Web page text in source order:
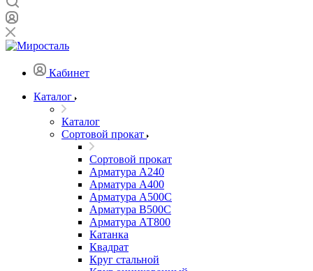
Кабинет
Каталог
Каталог
Сортовой прокат
Сортовой прокат
Арматура А240
Арматура А400
Арматура А500C
Арматура В500С
Арматура АТ800
Катанка
Квадрат
Круг стальной